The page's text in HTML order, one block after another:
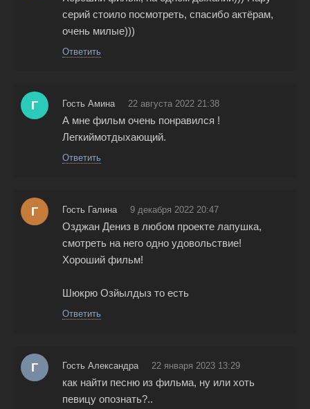
серий стоило посмотреть, спасибо актёрам,
очень милые)))
Ответить
Г Гость Амина 22 августа 2022 21:38
А мне фильм очень понравился !
Легкиймотдыхающий.
Ответить
Г Гость Галина 9 декабря 2022 20:47
Озджан Дениз в любом проекте лапушка,
смотреть на него одно удовольствие!
Хороший фильм!
Шюкрю Озйылдыз то есть
Ответить
Г Гость Александра 22 января 2023 13:29
как найти песню из фильма, ну или хоть
певицу опознать?..